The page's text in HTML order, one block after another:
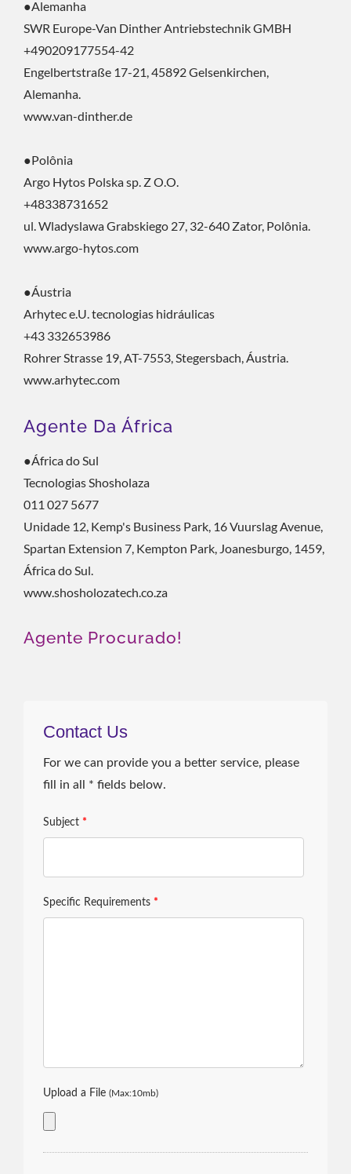
●Alemanha
SWR Europe-Van Dinther Antriebstechnik GMBH
+490209177554-42
Engelbertstraße 17-21, 45892 Gelsenkirchen,
Alemanha.
www.van-dinther.de
●Polônia
Argo Hytos Polska sp. Z O.O.
+48338731652
ul. Wladyslawa Grabskiego 27, 32-640 Zator, Polônia.
www.argo-hytos.com
●Áustria
Arhytec e.U. tecnologias hidráulicas
+43 332653986
Rohrer Strasse 19, AT-7553, Stegersbach, Áustria.
www.arhytec.com
Agente Da África
●África do Sul
Tecnologias Shosholaza
011 027 5677
Unidade 12, Kemp's Business Park, 16 Vuurslag Avenue,
Spartan Extension 7, Kempton Park, Joanesburgo, 1459,
África do Sul.
www.shosholozatech.co.za
Agente Procurado!